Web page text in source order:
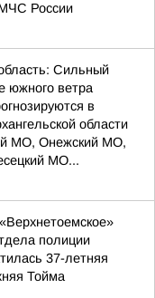
России
Сильный
южного ветра
в
области
МО, Онежский МО,
МО...
полиции
37-летняя
Тойма